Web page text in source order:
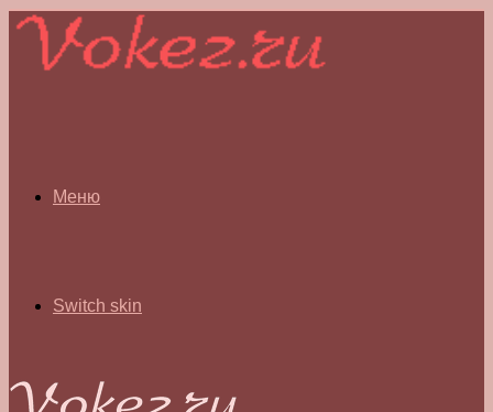
Меню
Switch skin